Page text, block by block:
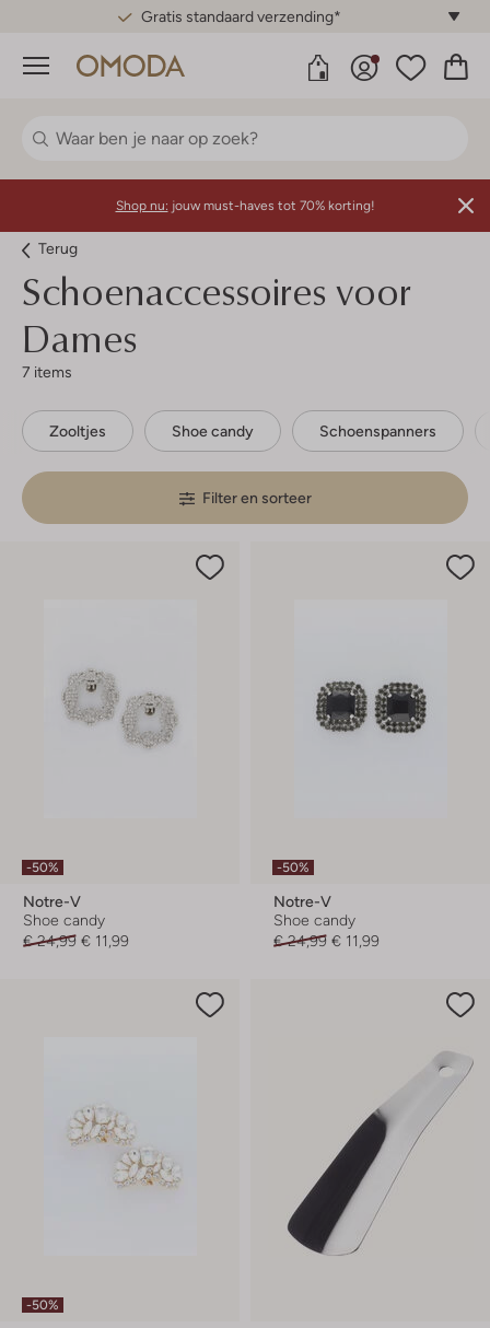
Gratis standaard verzending*
Menu
Shop nu: jouw must-haves tot 70% korting!
Terug
Schoenaccessoires voor
Dames
7 items
Zooltjes Shoe candy Schoenspanners
Filter en sorteer
-50%
Notre-V
Shoe candy
€ 24,99 € 11,99
-50%
Notre-V
Shoe candy
€ 24,99 € 11,99
-50%